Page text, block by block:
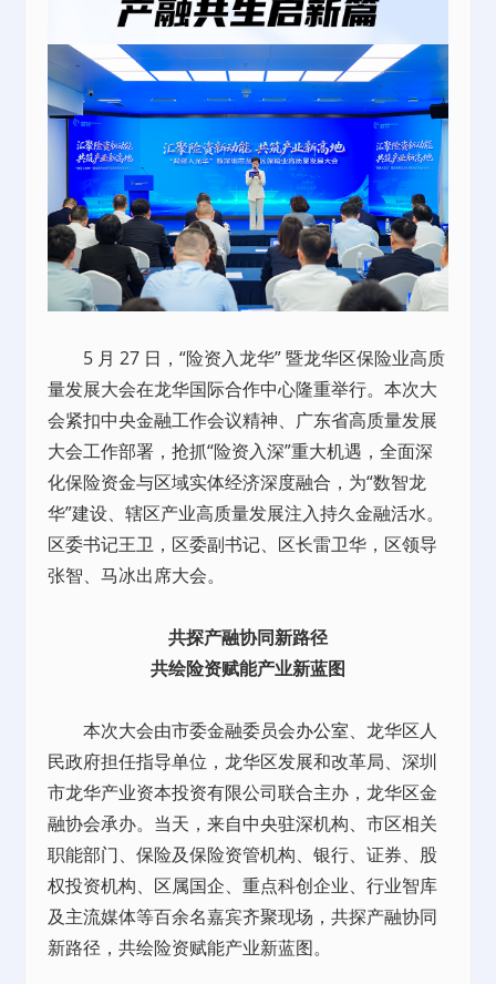
5 月 27 日，“险资入龙华” 暨龙华区保险业高质
量发展大会在龙华国际合作中心隆重举行。本次大
会紧扣中央金融工作会议精神、广东省高质量发展
大会工作部署，抢抓“险资入深”重大机遇，全面深
化保险资金与区域实体经济深度融合，为“数智龙
华”建设、辖区产业高质量发展注入持久金融活水。
区委书记王卫，区委副书记、区长雷卫华，区领导
张智、马冰出席大会。
共探产融协同新路径
共绘险资赋能产业新蓝图
本次大会由市委金融委员会办公室、龙华区人
民政府担任指导单位，龙华区发展和改革局、深圳
市龙华产业资本投资有限公司联合主办，龙华区金
融协会承办。当天，来自中央驻深机构、市区相关
职能部门、保险及保险资管机构、银行、证券、股
权投资机构、区属国企、重点科创企业、行业智库
及主流媒体等百余名嘉宾齐聚现场，共探产融协同
新路径，共绘险资赋能产业新蓝图。